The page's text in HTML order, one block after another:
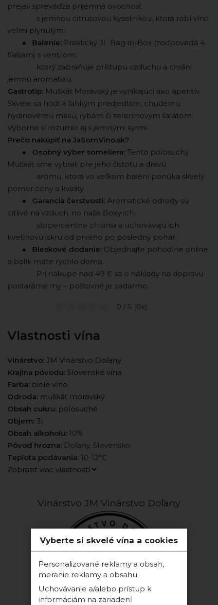
prejav sprevádza príjemná ovocnosť
⠀ ⠀ ⠀ ⠀ s jemnou citrusovou kyselinkou, ktorá robí víno
veľmi plynulým.
⠀ ⠀ ● Balenie: Praktický 3L Bag-in-Box (zodpovedá 4
fľašiam) s ventilom,
⠀ ⠀ ⠀ ⠀ ktorý zabraňuje prístupu vzduchu a chráni
jemnú aromatiku.
Gastrotip: Muškát Moravský je vynikajúci ako aperitív.
Skvele sa hodí k ľahkým predjedlám, chudému
hydinovému mäsu, rybám či zeleninovým šalátom.
Výborne si rozumie aj s jemnými syrmi.
Prečo nakúpiť na JaSomVino.sk?
⠀ ⠀ ● Osobný výber someliera: Tento polosuchý
Muškát sme vybrali pre jeho čistotu a dravú
⠀ ⠀ ⠀ ⠀ arómu, ktorá vo veľkom balení ponúka skvelý
pomer ceny a kvality.
⠀ ⠀ ●
Garancia čerstvosti: Aromatické odrody sú
citlivé na vzduch, no naše Boxy ich
⠀ ⠀ ⠀ ⠀ stopercentne chránia a uchovávajú ich
kvetinovú iskru od prvého po posledný pohár.
⠀ ⠀ ● Bleskové dodanie: Objednajte pohodlne online
a balík máte rýchlo doma.
⠀ ⠀ ⠀ ⠀ Pri nákupe nad 49 € sa o náklady na dopravu
postaráme my – poštovné je zadarmo.
0 / 5 (0x)
Vlastnosti vína
Vinárstvo: JM Vinárstvo Doľany
Krajina pôvodu: Slovenské vína
Farba: biele víno
Odroda: muškát moravský
Obsah cukru: polosuché
Objem: 3l
Obsah alkoholu: 10%
Pôvod hrozna: Doľany, Slovensko
Teplota podávania: 10-12°C
Zobraziť viac vlastností
Vinárstvo JM Vinárstvo Doľany
Vyberte si skvelé vína a cookies
Personalizované reklamy a obsah,
meranie reklamy a obsahu
Uchovávanie a/alebo prístup k
informáciám na zariadení